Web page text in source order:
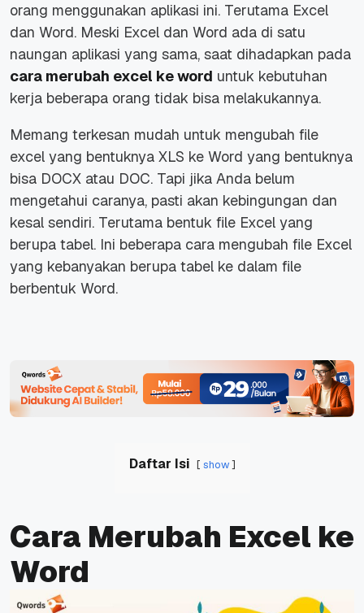
orang menggunakan aplikasi ini. Terutama Excel
dan Word. Meski Excel dan Word ada di satu
naungan aplikasi yang sama, saat dihadapkan pada
cara merubah excel ke word untuk kebutuhan
kerja beberapa orang tidak bisa melakukannya.
Memang terkesan mudah untuk mengubah file
excel yang bentuknya XLS ke Word yang bentuknya
bisa DOCX atau DOC. Tapi jika Anda belum
mengetahui caranya, pasti akan kebingungan dan
kesal sendiri. Terutama bentuk file Excel yang
berupa tabel. Ini beberapa cara mengubah file Excel
yang kebanyakan berupa tabel ke dalam file
berbentuk Word.
Daftar Isi show
Cara Merubah Excel ke
Word